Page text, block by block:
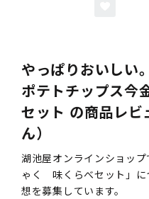
やっぱりおいしい
ポテトチップス
セット の商品レ
ん）
湖池屋オンラインショッ
ゃく 味くらべセット」に
想を募集しています。